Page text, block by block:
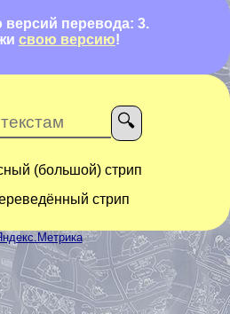
версий перевода: 3.
свою версию!
(большой) стрип
стрип